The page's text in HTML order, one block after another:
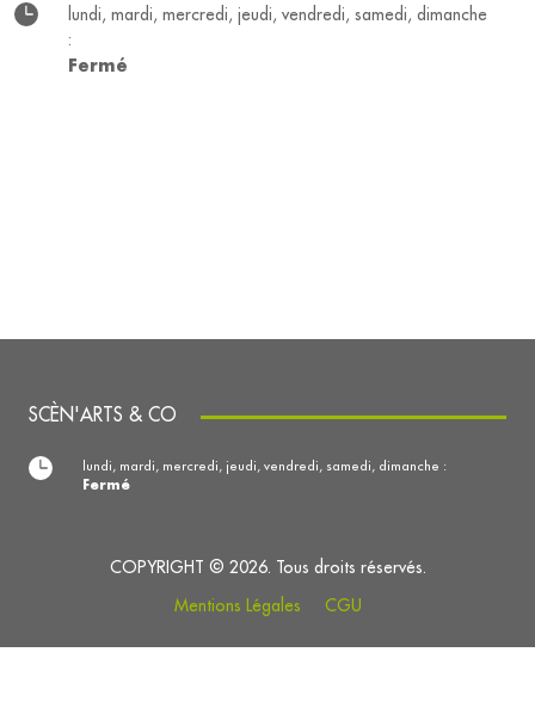
lundi, mardi, mercredi, jeudi, vendredi, samedi, dimanche
:
Fermé
SCÈN'ARTS & CO
lundi, mardi, mercredi, jeudi, vendredi, samedi, dimanche :
Fermé
COPYRIGHT © 2026. Tous droits réservés.
Mentions Légales
CGU